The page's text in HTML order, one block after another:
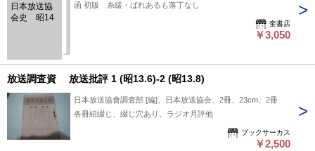
日本放送協
会史 昭14
函 初版 糸緩・ばれあるも落丁なし
奎書店
￥3,050
放送調査資 放送批評 1 (昭13.6)-2 (昭13.8)
日本放送協會調査部 [編]、日本放送協会、2冊、23cm、2冊
各冊紐綴じ、綴じ穴あり。ラジオ月評他
ブックサーカス
￥2,500